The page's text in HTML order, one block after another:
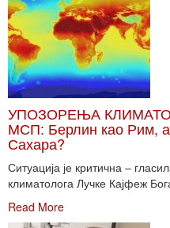
УПОЗОРЕЊА
МСП: Берлин као Рим,
Сахара?
Ситуација је критична –
климатолога Лучке Кајфеж
Read More